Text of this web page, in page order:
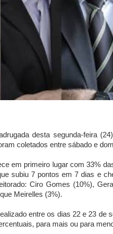
desta segunda-feira
coletados entre sábado e
em primeiro lugar com 33%
subiu 7 pontos em 7 dias e
Ciro Gomes (10%),
Meirelles (3%).
entre os dias 22 e 23 de
para mais ou para